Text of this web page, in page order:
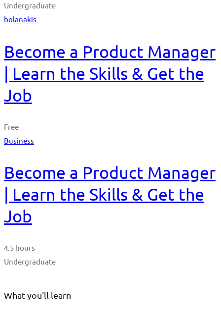
Undergraduate
bolanakis
Become a Product Manager
| Learn the Skills & Get the
Job
Free
Business
Become a Product Manager
| Learn the Skills & Get the
Job
4.5 hours
Undergraduate
What you'll learn